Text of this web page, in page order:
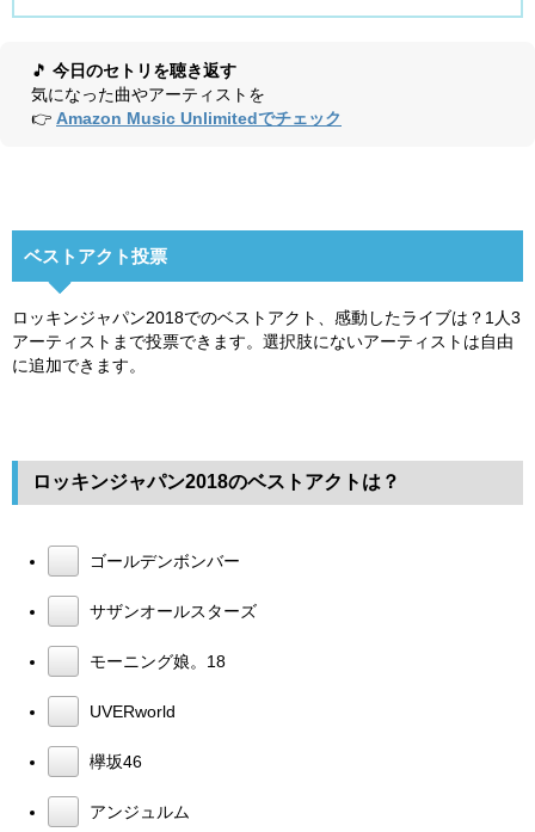
🎵 今日のセトリを聴き返す
気になった曲やアーティストを
👉 Amazon Music Unlimitedでチェック
ベストアクト投票
ロッキンジャパン2018でのベストアクト、感動したライブは？1人3
アーティストまで投票できます。選択肢にないアーティストは自由
に追加できます。
ロッキンジャパン2018のベストアクトは？
ゴールデンボンバー
サザンオールスターズ
モーニング娘。18
UVERworld
欅坂46
アンジュルム